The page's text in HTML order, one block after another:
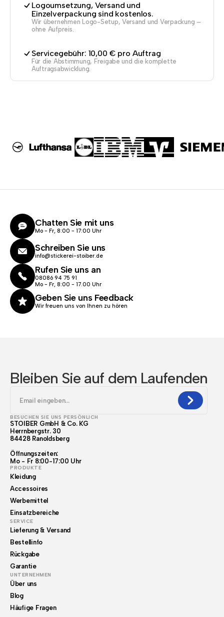
Logoumsetzung, Versand und
Einzelverpackung sind kostenlos.
Wir übernehmen Logo-Setup, Versand und Verpackung –
ohne Aufpreis.
Servicegebühr: 10,00 € pro Auftrag
Für die Abstimmung, Freigabe und die komplette
Auftragsabwicklung.
Chatten Sie mit uns
Mo - Fr, 8:00 - 17:00 Uhr
Schreiben Sie uns
info@stickerei-stoiber.de
Rufen Sie uns an
08086 94 75 91
Mo - Fr, 8:00 - 17.00 Uhr
Geben Sie uns Feedback
Wir freuen uns von Ihnen zu hören
Bleiben Sie auf dem Laufenden
BESUCHEN SIE UNS PERSÖNLICH
STOIBER GmbH & Co. KG
Herrnbergstr. 30
84428 Ranoldsberg
Öffnungszeiten:
Mo - Fr 8:00-17:00 Uhr
PRODUKTE
Kleidung
Accessoires
Werbemittel
Einsatzbereiche
SERVICE
Lieferung & Versand
Bestellinfo
Rückgabe
Garantie
UNTERNEHMEN
Über uns
Blog
Häufige Fragen